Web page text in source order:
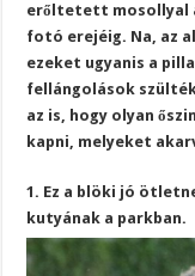
erőltetett mosollyal
fotó erejéig. Na, az
ezeket ugyanis a
fellángolások
az is, hogy olyan
kapni, melyeket
1. Ez a blöki jó
kutyának a parkban.